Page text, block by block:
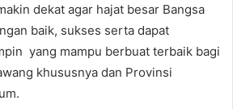
dekat agar hajat besar Bangsa
baik, sukses serta dapat
yang mampu berbuat terbaik bagi
khususnya dan Provinsi